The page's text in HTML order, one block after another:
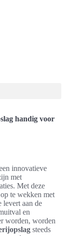
handig voor
innovatieve
met
Met deze
te wekken met
levert aan de
en
worden, worden
steeds